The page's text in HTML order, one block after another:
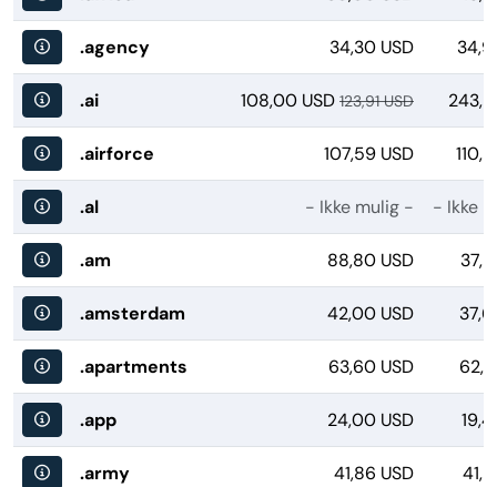
.agency 34,30 USD
.ai 108,00 USD 123,91 USD
.airforce 107,59 USD
.al - Ikke mulig - - Ikke
.am 88,80 USD
.amsterdam 42,00 USD
.apartments 63,60 USD
.app 24,00 USD
.army 41,86 USD